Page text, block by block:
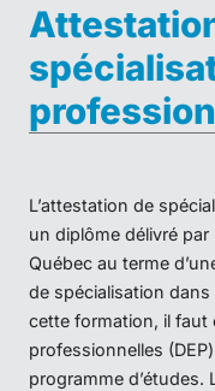
L’attestation de
un diplôme délivré par
Québec au terme
de spécialisation
cette formation, il faut
professionnelles
programme d’études.